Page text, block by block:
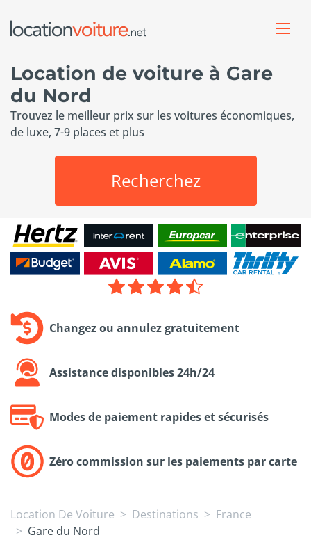
Location de voiture à Gare
du Nord
Trouvez le meilleur prix sur les voitures économiques,
de luxe, 7-9 places et plus
Recherchez
Changez ou annulez gratuitement
Assistance disponibles 24h/24
Modes de paiement rapides et sécurisés
Zéro commission sur les paiements par carte
Location De Voiture Destinations
France
Gare du Nord